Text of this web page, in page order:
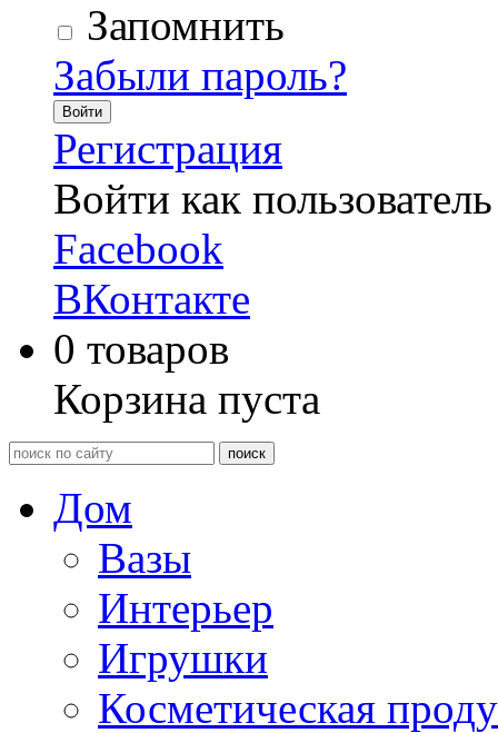
Запомнить
Забыли пароль?
Войти
Регистрация
Войти как пользователь
Facebook
ВКонтакте
0 товаров
Корзина пуста
Дом
Вазы
Интерьер
Игрушки
Косметическая